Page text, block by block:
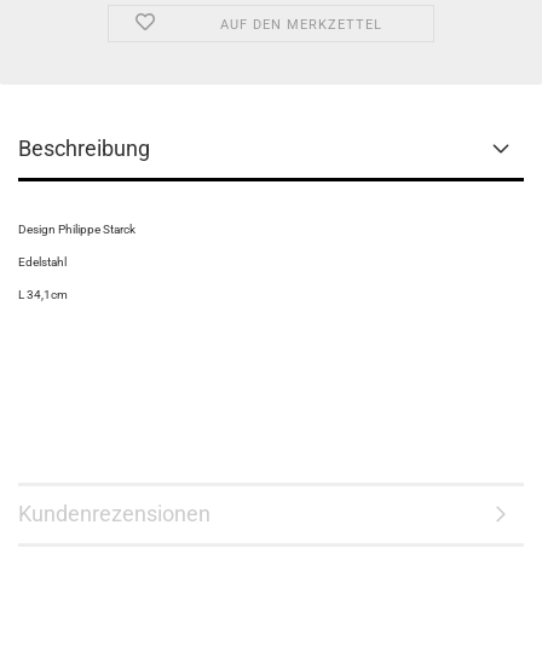
AUF DEN MERKZETTEL
Beschreibung
Design Philippe Starck
Edelstahl
L 34,1cm
Kundenrezensionen